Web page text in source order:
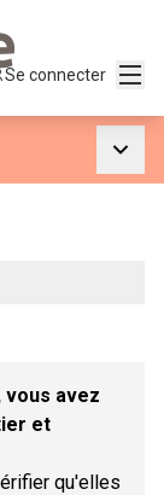
Se connecter
vous avez
et
qu'elles